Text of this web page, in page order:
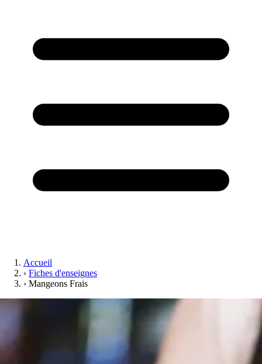
Accueil
› Fiches d'enseignes
› Mangeons Frais